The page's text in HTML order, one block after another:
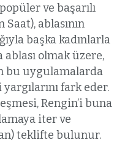
ve başarılı
ablasının
başka kadınlarla
olmak üzere,
bu uygulamalarda
fark eder.
Rengin’i buna
iter ve
teklifte bulunur.